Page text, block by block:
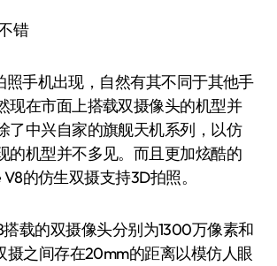
错
手机出现，自然有其不同于其他手
现在市面上搭载双摄像头的机型并
了中兴自家的旗舰天机系列，以仿
的机型并不多见。而且更加炫酷的
的仿生双摄支持3D拍照。
载的双摄像头分别为1300万像素和
摄之间存在20mm的距离以模仿人眼